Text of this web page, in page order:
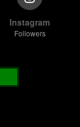
Instagram
Followers